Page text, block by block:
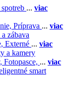
... viac
Príprava ... viac
zábava
Externé ... viac
a kamery
Fotopasce, ... viac
smart